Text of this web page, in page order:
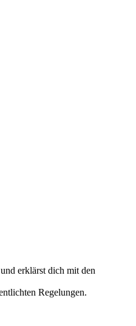
erklärst dich mit den
Regelungen.